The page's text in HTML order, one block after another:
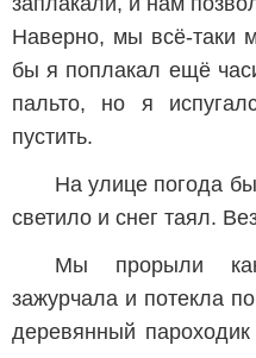
Наверно, мы всё-таки
бы я поплакал ещё
пальто, но я
пустить.
На улице погода
светило и снег таял.
Мы прорыли
зажурчала и потекла
деревянный